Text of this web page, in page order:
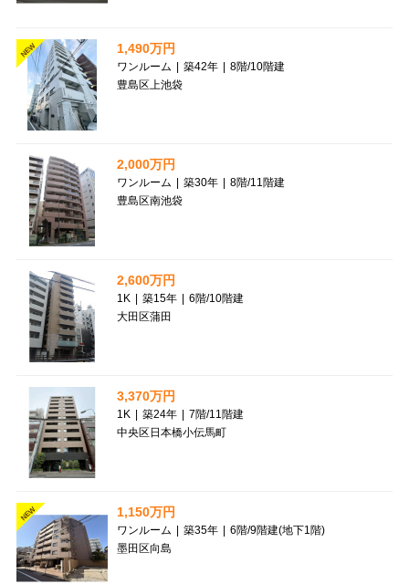
NEW 1,490万円
ワンルーム | 築42年 | 8階/10階建
豊島区上池袋
2,000万円
ワンルーム | 築30年 | 8階/11階建
豊島区南池袋
2,600万円
1K | 築15年 | 6階/10階建
大田区蒲田
3,370万円
1K | 築24年 | 7階/11階建
中央区日本橋小伝馬町
NEW 1,150万円
ワンルーム | 築35年 | 6階/9階建(地下1階)
墨田区向島